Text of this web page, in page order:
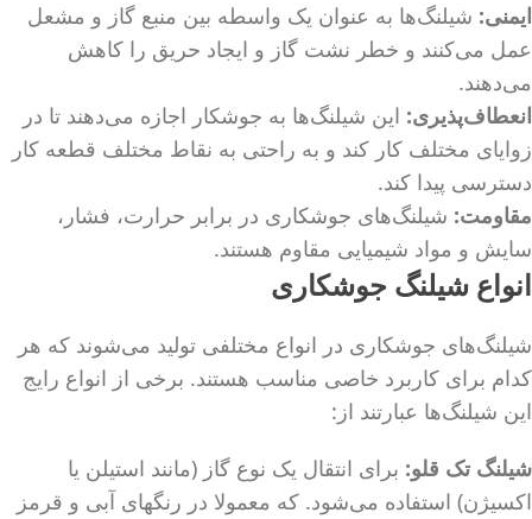
ایمنی: شیلنگ‌ها به عنوان یک واسطه بین منبع گاز و مشعل
عمل می‌کنند و خطر نشت گاز و ایجاد حریق را کاهش
می‌دهند.
انعطاف‌پذیری: این شیلنگ‌ها به جوشکار اجازه می‌دهند تا در
زوایای مختلف کار کند و به راحتی به نقاط مختلف قطعه کار
دسترسی پیدا کند.
مقاومت: شیلنگ‌های جوشکاری در برابر حرارت، فشار،
سایش و مواد شیمیایی مقاوم هستند.
انواع شیلنگ جوشکاری
شیلنگ‌های جوشکاری در انواع مختلفی تولید می‌شوند که هر
کدام برای کاربرد خاصی مناسب هستند. برخی از انواع رایج
این شیلنگ‌ها عبارتند از:
شیلنگ تک قلو: برای انتقال یک نوع گاز (مانند استیلن یا
اکسیژن) استفاده می‌شود. که معمولا در رنگهای آبی و قرمز